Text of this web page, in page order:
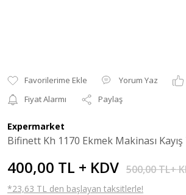
Yorum Yaz
Fiyat Alarmı
Paylaş
Expermarket
Bifinett Kh 1170 Ekmek Makinası Kayış
400,00 TL + KDV 500,00 TL+
*23,63 TL den başlayan taksitlerle!